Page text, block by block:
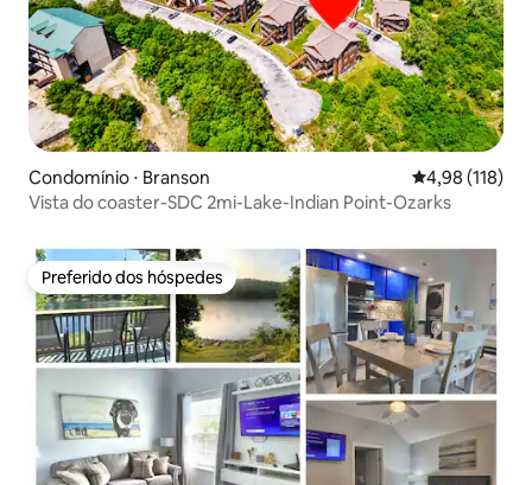
Condomínio ⋅ Branson 4,98 de uma
4,98 (118)
Vista do coaster-SDC 2mi-Lake-Indian Point-Ozarks
Preferido dos hóspedes
Preferido dos hóspedes